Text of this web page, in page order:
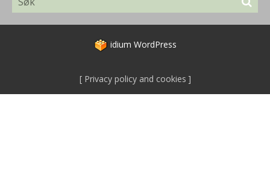
idium WordPress
Privacy policy and cookies